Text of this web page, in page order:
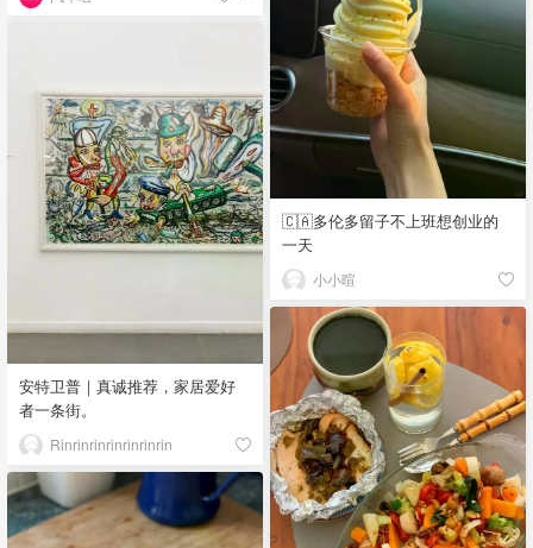
🇨🇦多伦多留子不上班想创业的
一天
小小暄
安特卫普｜真诚推荐，家居爱好
者一条街。
Rinrinrinrinrinrinrin